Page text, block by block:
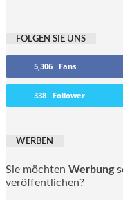
FOLGEN SIE UNS
5,306 Fans
338 Follower
WERBEN
Sie möchten Werbung
veröffentlichen?